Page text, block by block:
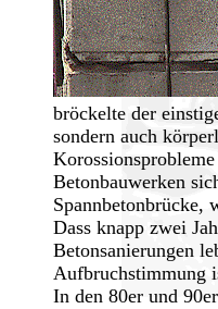
bröckelte der
sondern auch
Betonbauwerken
Spannbetonbrücke,
Dass knapp zwei
Betonsanierungen
Aufbruchstimmung
In den 80er und